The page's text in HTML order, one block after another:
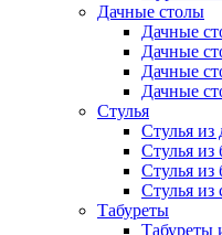
Дачные столы
Дачные
Дачные
Дачные
Дачные
Стулья
Стулья из
Стулья из
Стулья из
Стулья из
Табуреты
Табуреты